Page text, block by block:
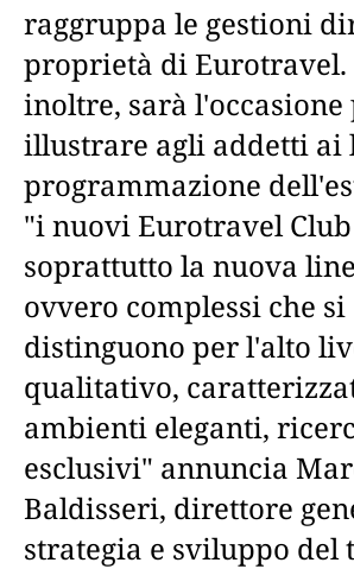
raggruppa le gestioni
proprietà di Eurotravel.
inoltre, sarà l'occasione
illustrare agli addetti ai
programmazione
"i nuovi Eurotravel Club
soprattutto la nuova
ovvero complessi che si
distinguono per l'alto
qualitativo,
ambienti eleganti,
esclusivi" annuncia
Baldisseri, direttore
strategia e sviluppo del